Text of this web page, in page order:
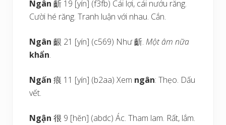
Ngân齗 19 [yín] (f3fb) Cái lợi, cái nướu răng.
Cười hé răng. Tranh luận với nhau. Cắn.
Ngân 齦 21 [yín] (c569) Như 齗. Một âm nữa
khẩn.
Ngấn痕 11 [yín] (b2aa) Xem ngân: Thẹo. Dấu
vết.
Ngận很 9 [hĕn] (abdc) Ác. Tham lam. Rất, lắm.